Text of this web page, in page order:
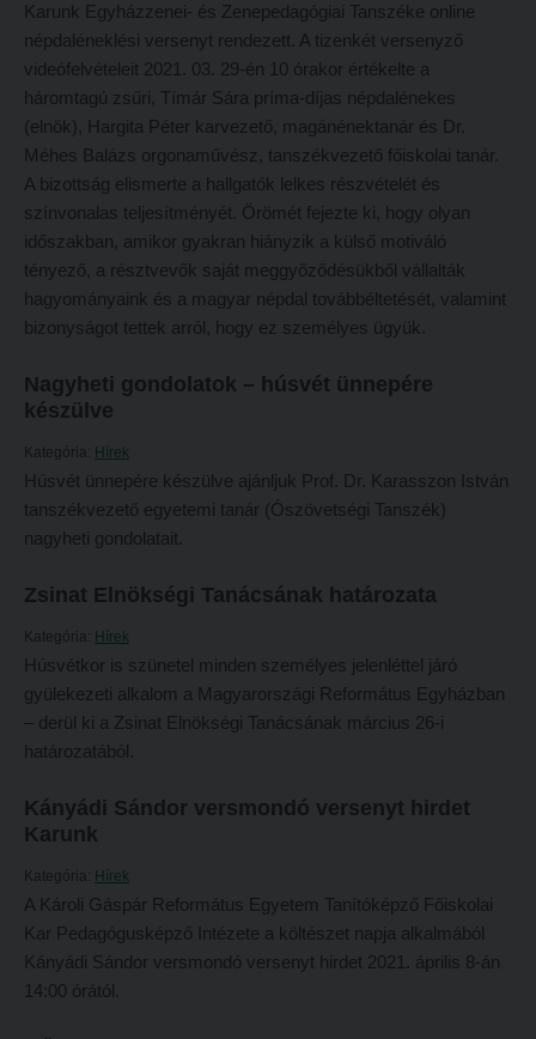
PK Felvételi Tájékoztató kiadvány
Hallgatói véleményvideók
Intézményi pontok
Intézményi pontok igazolása
A 2026. évi pótfelvételi eljárás alkalmassági vizsga tudnivalói
Hitéleti képzések jelentkezési lapja
Átvétel más felsőoktatási intézményből
Ösztöndíjak
Szakirányú továbbképzések
HALLGATÓINKNAK
2026/2027. tanévre felvett hallgatók részére
Órarend
Kari mentorok
Ösztöndíjak és egyéb hallgatói pályázatok
Szakdolgozati tudnivalók
Tanulmányi határidők
Tanulmányi Osztály
Kérelmek – nyomtatványok
Tanulmányi tájékoztató
Tudományos diákköri tevékenység
PedKaszt – Bethlen-pályázat
Kari kutatási pályázatok
Kari kiadványok
FELVÉTELIZŐKNEK
Pótfelvételi 2026
PK Felvételi Tájékoztató kiadvány
Hallgatói véleményvideók
Intézményi pontok igazolása
A 2026. évi pótfelvételi eljárás alkalmassági vizsga tudnivalói
Hitéleti képzések jelentkezési lapja
Átvétel más felsőoktatási intézményből
Szakirányú továbbképzések
HALLGATÓINKNAK
2026/2027. tanévre felvett hallgatók részére
Konzultációs időpontok
Órarend
Kari mentorok
Ösztöndíjak és egyéb hallgatói pályázatok
Kari pályázatok
Karunk Egyházzenei- és Zenepedagógiai Tanszéke online
népdaléneklési versenyt rendezett. A tizenkét versenyző
videófelvételeit 2021. 03. 29-én 10 órakor értékelte a
háromtagú zsűri, Tímár Sára príma-díjas népdalénekes
(elnök), Hargita Péter karvezető, magánénektanár és Dr.
Méhes Balázs orgonaművész, tanszékvezető főiskolai tanár.
A bizottság elismerte a hallgatók lelkes részvételét és
színvonalas teljesítményét. Örömét fejezte ki, hogy olyan
időszakban, amikor gyakran hiányzik a külső motiváló
tényező, a résztvevők saját meggyőződésükből vállalták
hagyományaink és a magyar népdal továbbéltetését, valamint
bizonyságot tettek arról, hogy ez személyes ügyük.
Nagyheti gondolatok – húsvét ünnepére
készülve
Kategória: Hírek
Húsvét ünnepére készülve ajánljuk Prof. Dr. Karasszon István
tanszékvezető egyetemi tanár (Ószövetségi Tanszék)
nagyheti gondolatait.
Zsinat Elnökségi Tanácsának határozata
Kategória: Hírek
Húsvétkor is szünetel minden személyes jelenléttel járó
gyülekezeti alkalom a Magyarországi Református Egyházban
– derül ki a Zsinat Elnökségi Tanácsának március 26-i
határozatából.
Kányádi Sándor versmondó versenyt hirdet
Karunk
Kategória: Hírek
A Károli Gáspár Református Egyetem Tanítóképző Főiskolai
Kar Pedagógusképző Intézete a költészet napja alkalmából
Kányádi Sándor versmondó versenyt hirdet 2021. április 8-án
14:00 órától.